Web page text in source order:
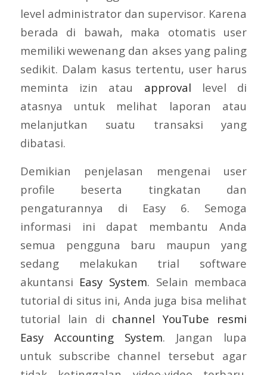
level administrator dan supervisor. Karena
berada di bawah, maka otomatis user
memiliki wewenang dan akses yang paling
sedikit. Dalam kasus tertentu, user harus
meminta izin atau approval level di
atasnya untuk melihat laporan atau
melanjutkan suatu transaksi yang
dibatasi.
Demikian penjelasan mengenai user
profile beserta tingkatan dan
pengaturannya di Easy 6. Semoga
informasi ini dapat membantu Anda
semua pengguna baru maupun yang
sedang melakukan trial software
akuntansi Easy System. Selain membaca
tutorial di situs ini, Anda juga bisa melihat
tutorial lain di channel YouTube resmi
Easy Accounting System. Jangan lupa
untuk subscribe channel tersebut agar